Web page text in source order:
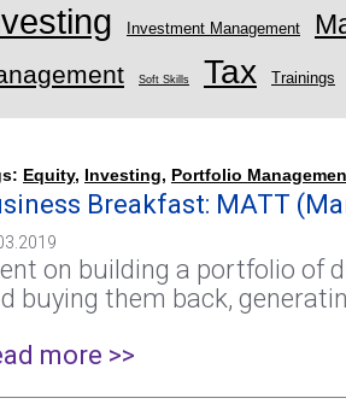
Investment Management
Soft Skills Tax Trainings
Equity, Investing, Portfolio
Breakfast: MATT
on building a portfolio of
buying them back,
more >>